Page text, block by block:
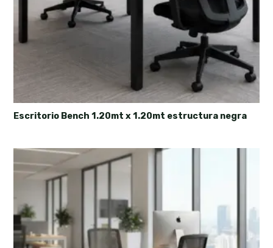
Escritorio Bench 1.20mt x 1.20mt estructura negra